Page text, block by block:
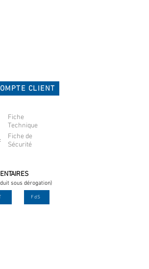
CLIENT
Fiche
Technique
Fiche de
Sécurité
sous dérogation)
FdS